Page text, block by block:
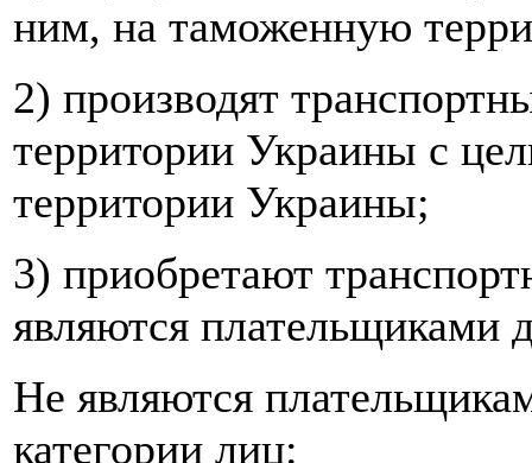
ним, на таможенную
2) производят
территории Украины с
территории Украины;
3) приобретают
являются плательщиками
Не являются
категории лиц: